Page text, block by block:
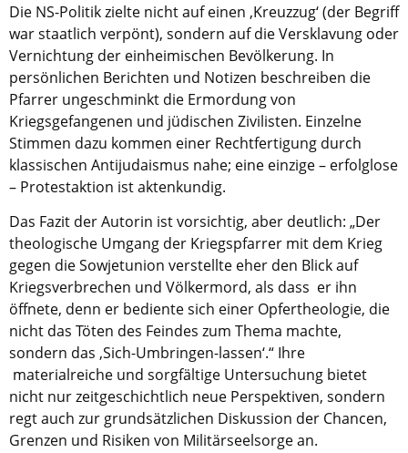
Die NS-Politik zielte nicht auf einen ‚Kreuzzug‘ (der Begriff
war staatlich verpönt), sondern auf die Versklavung oder
Vernichtung der einheimischen Bevölkerung. In
persönlichen Berichten und Notizen beschreiben die
Pfarrer ungeschminkt die Ermordung von
Kriegsgefangenen und jüdischen Zivilisten. Einzelne
Stimmen dazu kommen einer Rechtfertigung durch
klassischen Antijudaismus nahe; eine einzige – erfolglose
– Protestaktion ist aktenkundig.
Das Fazit der Autorin ist vorsichtig, aber deutlich: „Der
theologische Umgang der Kriegspfarrer mit dem Krieg
gegen die Sowjetunion verstellte eher den Blick auf
Kriegsverbrechen und Völkermord, als dass er ihn
öffnete, denn er bediente sich einer Opfertheologie, die
nicht das Töten des Feindes zum Thema machte,
sondern das ‚Sich-Umbringen-lassen‘.“ Ihre
materialreiche und sorgfältige Untersuchung bietet
nicht nur zeitgeschichtlich neue Perspektiven, sondern
regt auch zur grundsätzlichen Diskussion der Chancen,
Grenzen und Risiken von Militärseelsorge an.